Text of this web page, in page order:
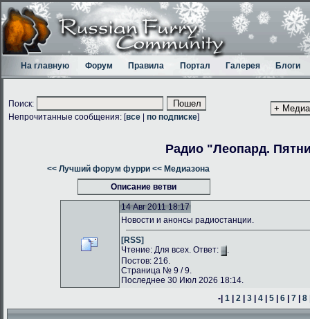
На главную Форум Правила Портал Галерея Блоги
Поиск:
Непрочитанные сообщения: [все по подписке]
Радио "Леопард.
<< Лучший форум фурри << Медиазона
Описание ветви
14 Авг 2011 18:17
Новости и анонсы радиостанции.
[RSS]
Чтение: Для всех. Ответ:
.
Постов: 216.
Страница № 9 / 9.
Последнее 30 Июл 2026 18:14.
-|1 |2 |3 |4 |5 |6 |7 |8